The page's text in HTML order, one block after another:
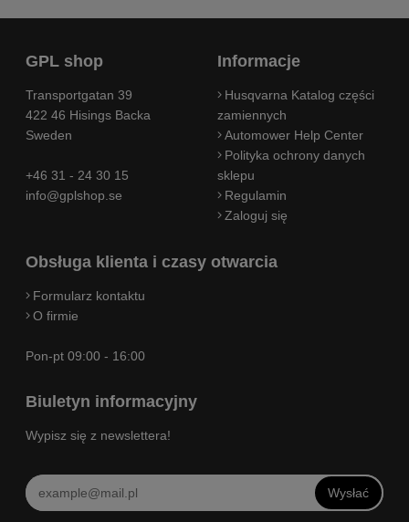
GPL shop
Transportgatan 39
422 46 Hisings Backa
Sweden
+46 31 - 24 30 15
info@gplshop.se
Informacje
Husqvarna Katalog części
zamiennych
Automower Help Center
Polityka ochrony danych
sklepu
Regulamin
Zaloguj się
Obsługa klienta i czasy otwarcia
Formularz kontaktu
O firmie
Pon-pt 09:00 - 16:00
Biuletyn informacyjny
Wypisz się z newslettera!
Wysłać